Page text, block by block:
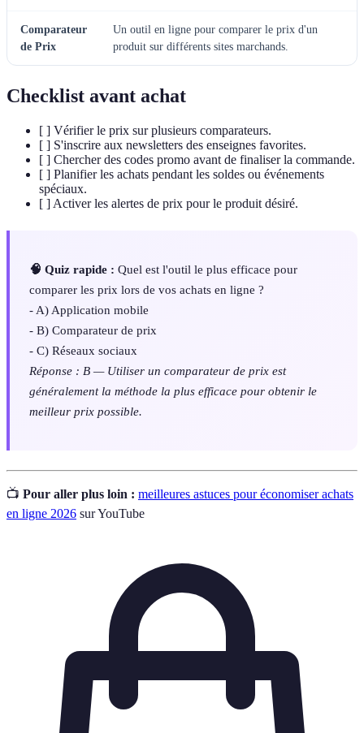
Comparateur
de Prix
Un outil en ligne pour comparer le prix d'un
produit sur différents sites marchands.
Checklist avant achat
[ ] Vérifier le prix sur plusieurs comparateurs.
[ ] S'inscrire aux newsletters des enseignes favorites.
[ ] Chercher des codes promo avant de finaliser la commande.
[ ] Planifier les achats pendant les soldes ou événements
spéciaux.
[ ] Activer les alertes de prix pour le produit désiré.
🧠 Quiz rapide : Quel est l'outil le plus efficace pour
comparer les prix lors de vos achats en ligne ?
- A) Application mobile
- B) Comparateur de prix
- C) Réseaux sociaux
Réponse : B — Utiliser un comparateur de prix est
généralement la méthode la plus efficace pour obtenir le
meilleur prix possible.
📺 Pour aller plus loin : meilleures astuces pour économiser achats
en ligne 2026 sur YouTube